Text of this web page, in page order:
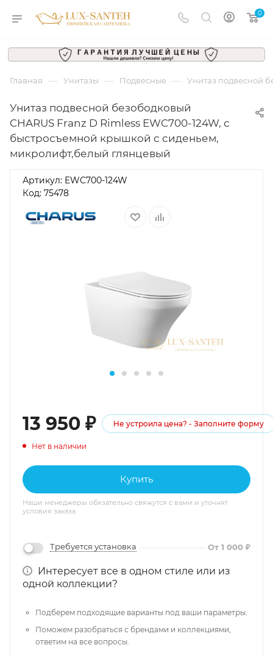
0
Главная — Унитазы — Подвесные — Унитаз подвесной
Унитаз подвесной безободковый
CHARUS Franz D Rimless EWC700-124W, с
быстросъемной крышкой с сиденьем,
микролифт,белый глянцевый
Артикул: EWC700-124W
Код: 75478
13 950 ₽ Не устроила цена? - Заполните форму
Нет в наличии
Купить
Наши менеджеры обязательно свяжутся с вами и уточнят
условия заказа
Требуется установка От 1 000 ₽
Интересует все в одном стиле или из
одной коллекции?
Подберем подходящие варианты под ваши параметры.
Поможем разобраться с брендами и коллекциями,
ответим на все вопросы.